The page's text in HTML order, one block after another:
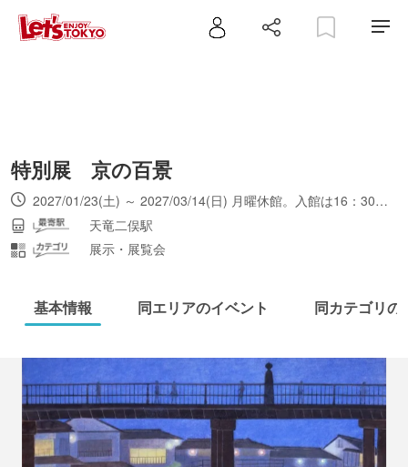
特別展 京の百景
2027/01/23(土) ～ 2027/03/14(日) 月曜休館。入館は16：30まで。
天竜二俣駅
展示・展覧会
基本情報 同エリアのイベント 同カテゴリの